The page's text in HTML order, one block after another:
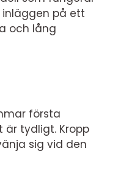
på ett
och lång
första
är tydligt. Kropp
sig vid den